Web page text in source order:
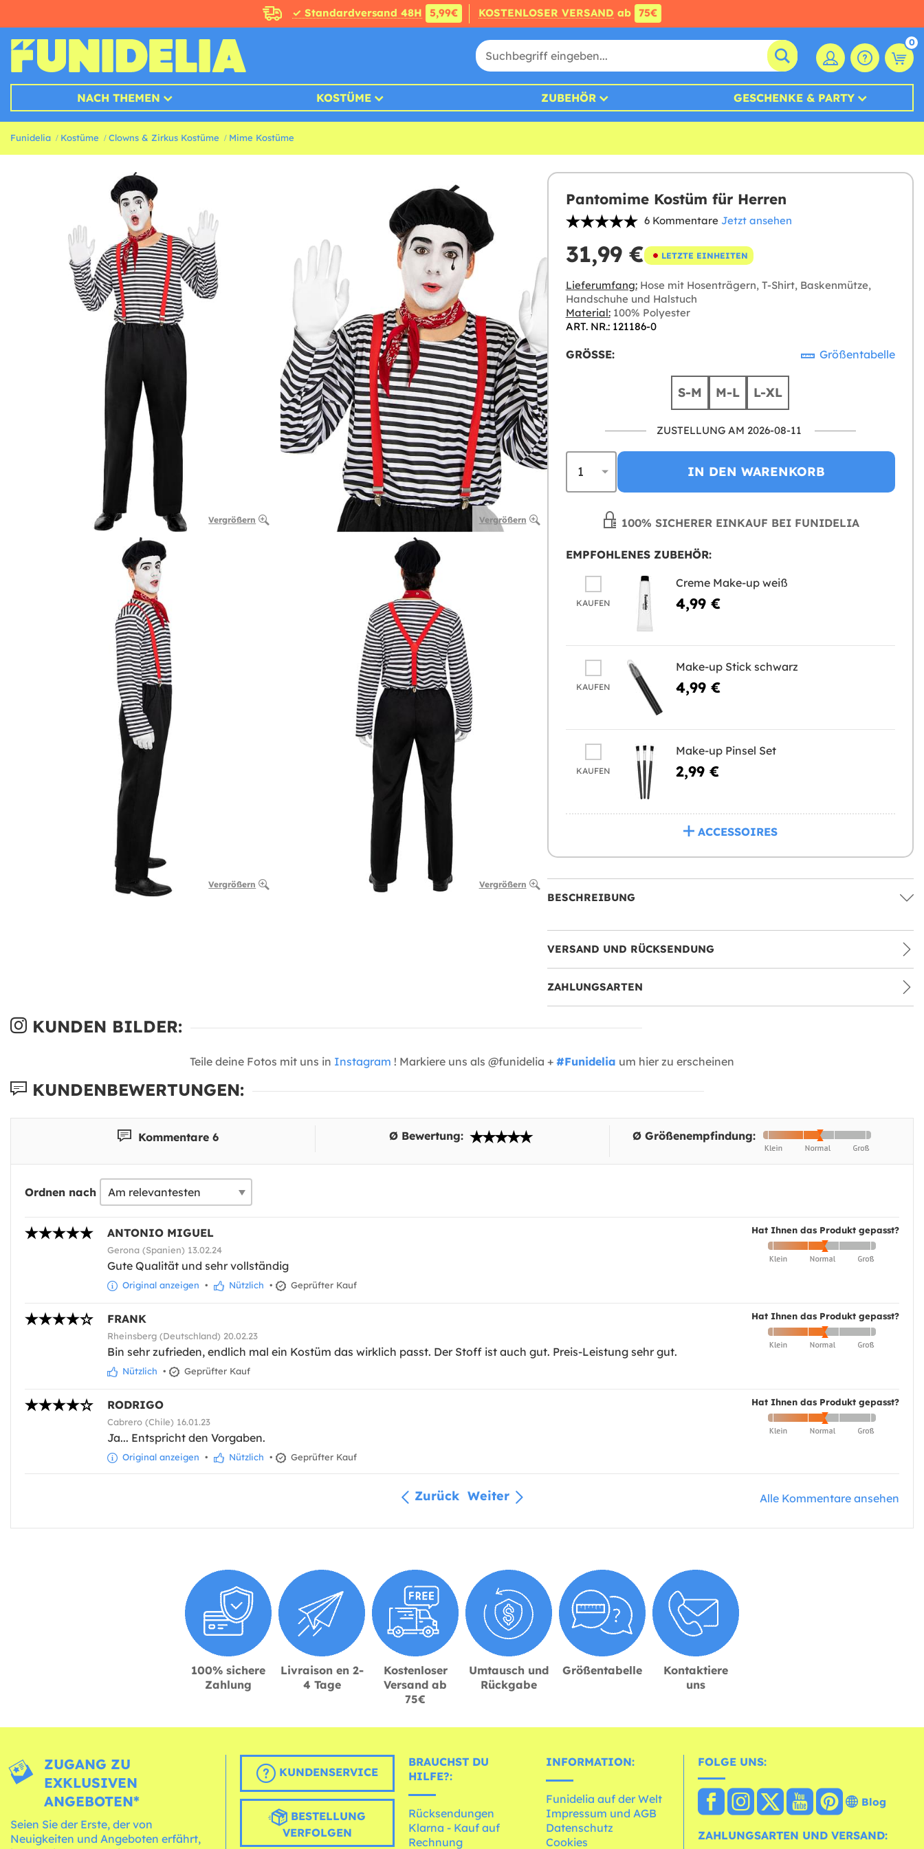
✓ Standardversand 48H 5,99€ KOSTENLOSER VERSAND ab 75€
0
NACH THEMEN KOSTÜME ZUBEHÖR GESCHENKE & PARTY
Funidelia Kostüme Clowns & Zirkus Kostüme Mime Kostüme
Vergrößern Vergrößern
Vergrößern Vergrößern
Pantomime Kostüm für Herren
6 Kommentare Jetzt ansehen
31,99 € LETZTE EINHEITEN
Lieferumfang:Hose mit Hosenträgern, T-Shirt, Baskenmütze,
Handschuhe und Halstuch
Material:100% Polyester
ART. NR.: 121186-0
GRÖSSE: Größentabelle
S-M M-L L-XL
ZUSTELLUNG AM 2026-08-11
IN DEN WARENKORB
100% SICHERER EINKAUF BEI FUNIDELIA
EMPFOHLENES ZUBEHÖR:
KAUFEN
Creme Make-up weiß
4,99 €
KAUFEN
Make-up Stick schwarz
4,99 €
KAUFEN
Make-up Pinsel Set
2,99 €
ACCESSOIRES
BESCHREIBUNG
VERSAND UND RÜCKSENDUNG
ZAHLUNGSARTEN
KUNDEN BILDER:
Teile deine Fotos mit uns in Instagram ! Markiere uns als @funidelia + #Funidelia um hier zu erscheinen
KUNDENBEWERTUNGEN:
Kommentare 6 Ø Bewertung: Ø Größenempfindung:
Ordnen nach
Hat Ihnen das Produkt gepasst?
ANTONIO MIGUEL
Gerona (Spanien) 13.02.24
Gute Qualität und sehr vollständig
Original anzeigen • Nützlich • Geprüfter Kauf
Hat Ihnen das Produkt gepasst?
FRANK
Rheinsberg (Deutschland) 20.02.23
Bin sehr zufrieden, endlich mal ein Kostüm das wirklich passt. Der Stoff ist auch gut. Preis-Leistung sehr gut.
Nützlich • Geprüfter Kauf
Hat Ihnen das Produkt gepasst?
RODRIGO
Cabrero (Chile) 16.01.23
Ja... Entspricht den Vorgaben.
Original anzeigen • Nützlich • Geprüfter Kauf
Zurück Weiter Alle Kommentare ansehen
100% sichere
Zahlung
Livraison en 2-
4 Tage
Kostenloser
Versand ab
75€
Umtausch und
Rückgabe
Größentabelle
Kontaktiere
uns
ZUGANG ZU
EXKLUSIVEN
ANGEBOTEN*
Seien Sie der Erste, der von
Neuigkeiten und Angeboten erfährt,
KUNDENSERVICE
BESTELLUNG
VERFOLGEN
BRAUCHST DU
HILFE?:
Rücksendungen
Klarna - Kauf auf
Rechnung
INFORMATION:
Funidelia auf der Welt
Impressum und AGB
Datenschutz
Cookies
FOLGE UNS:
Blog
ZAHLUNGSARTEN UND VERSAND: